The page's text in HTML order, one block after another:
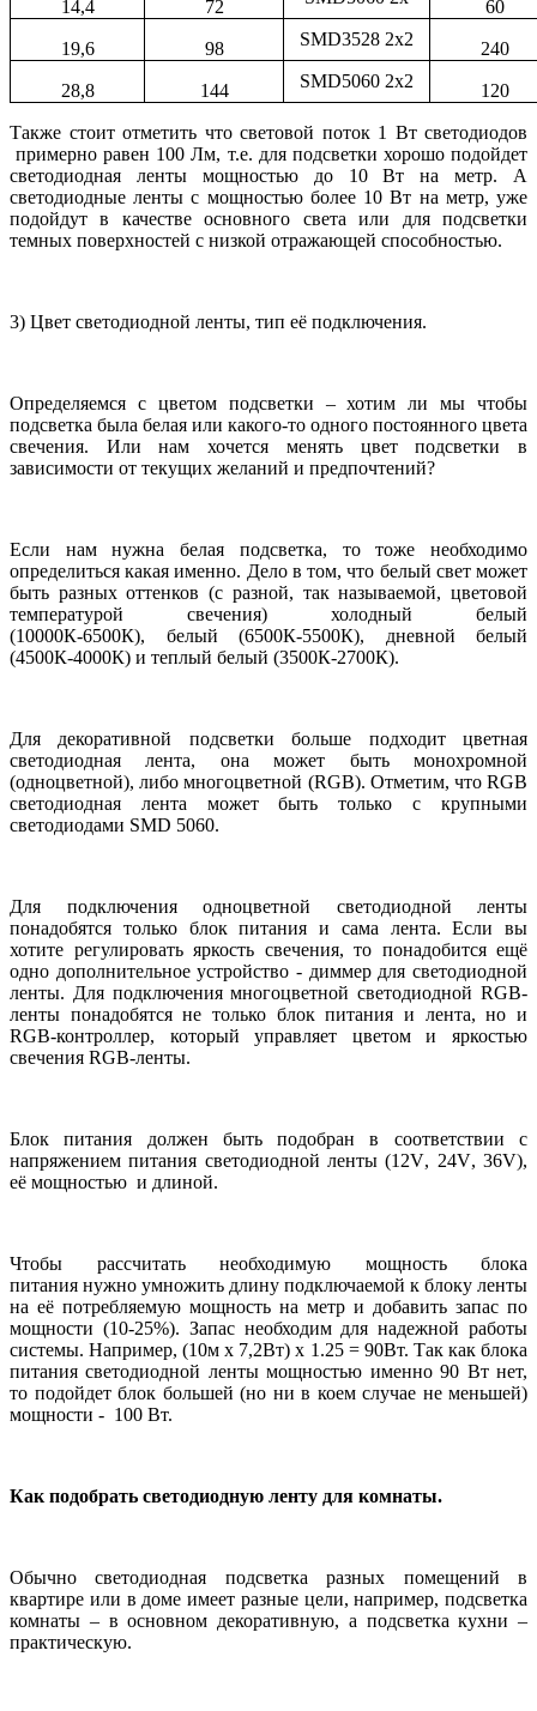
14,4 72 60
19,6 98 SMD3528 2x2 240
28,8 144 SMD5060 2x2 120
Также стоит отметить что световой поток 1 Вт светодиодов
примерно равен 100 Лм, т.е. для подсветки хорошо подойдет
светодиодная ленты мощностью до 10 Вт на метр. А
светодиодные ленты с мощностью более 10 Вт на метр, уже
подойдут в качестве основного света или для подсветки
темных поверхностей с низкой отражающей способностью.
3) Цвет светодиодной ленты, тип её подключения.
Определяемся с цветом подсветки – хотим ли мы чтобы
подсветка была белая или какого-то одного постоянного цвета
свечения. Или нам хочется менять цвет подсветки в
зависимости от текущих желаний и предпочтений?
Если нам нужна белая подсветка, то тоже необходимо
определиться какая именно. Дело в том, что белый свет может
быть разных оттенков (с разной, так называемой, цветовой
температурой свечения) холодный белый
(10000К-6500К), белый (6500К-5500К), дневной белый
(4500К-4000К) и теплый белый (3500К-2700К).
Для декоративной подсветки больше подходит цветная
светодиодная лента, она может быть монохромной
(одноцветной), либо многоцветной (RGB). Отметим, что RGB
светодиодная лента может быть только с крупными
светодиодами SMD 5060.
Для подключения одноцветной светодиодной ленты
понадобятся только блок питания и сама лента. Если вы
хотите регулировать яркость свечения, то понадобится ещё
одно дополнительное устройство - диммер для светодиодной
ленты. Для подключения многоцветной светодиодной RGB-
ленты понадобятся не только блок питания и лента, но и
RGB-контроллер, который управляет цветом и яркостью
свечения RGB-ленты.
Блок питания должен быть подобран в соответствии с
напряжением питания светодиодной ленты (12V, 24V, 36V),
её мощностью и длиной.
Чтобы рассчитать необходимую мощность блока
питания нужно умножить длину подключаемой к блоку ленты
на её потребляемую мощность на метр и добавить запас по
мощности (10-25%). Запас необходим для надежной работы
системы. Например, (10м х 7,2Вт) х 1.25 = 90Вт. Так как блока
питания светодиодной ленты мощностью именно 90 Вт нет,
то подойдет блок большей (но ни в коем случае не меньшей)
мощности - 100 Вт.
Как подобрать светодиодную ленту для комнаты.
Обычно светодиодная подсветка разных помещений в
квартире или в доме имеет разные цели, например, подсветка
комнаты – в основном декоративную, а подсветка кухни –
практическую.